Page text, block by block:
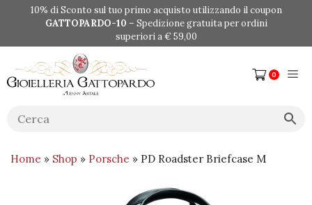
10% di Sconto sul tuo primo acquisto utilizzando il coupon
GATTOPARDO-10 – Spedizione gratuita per ordini
superiori a € 59,00
0
Home » Shop » Porsche » PD Roadster Briefcase M